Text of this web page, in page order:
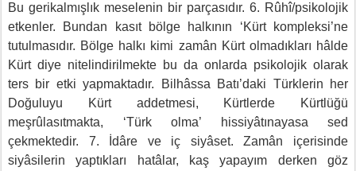
Bu gerikalmışlık meselenin bir parçasıdır. 6. Rûhî/psikolojik
etkenler. Bundan kasıt bölge halkının ‘Kürt kompleksi’ne
tutulmasıdır. Bölge halkı kimi zamân Kürt olmadıkları hâlde
Kürt diye nitelindirilmekte bu da onlarda psikolojik olarak
ters bir etki yapmaktadır. Bilhâssa Batı’daki Türklerin her
Doğuluyu Kürt addetmesi, Kürtlerde Kürtlüğü
meşrûlasıtmakta, ‘Türk olma’ hissiyâtınayasa sed
çekmektedir. 7. İdâre ve iç siyâset. Zamân içerisinde
siyâsilerin yaptıkları hatâlar, kaş yapayım derken göz